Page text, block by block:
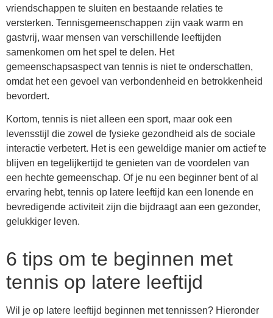
vriendschappen te sluiten en bestaande relaties te
versterken. Tennisgemeenschappen zijn vaak warm en
gastvrij, waar mensen van verschillende leeftijden
samenkomen om het spel te delen. Het
gemeenschapsaspect van tennis is niet te onderschatten,
omdat het een gevoel van verbondenheid en betrokkenheid
bevordert.
Kortom, tennis is niet alleen een sport, maar ook een
levensstijl die zowel de fysieke gezondheid als de sociale
interactie verbetert. Het is een geweldige manier om actief te
blijven en tegelijkertijd te genieten van de voordelen van
een hechte gemeenschap. Of je nu een beginner bent of al
ervaring hebt, tennis op latere leeftijd kan een lonende en
bevredigende activiteit zijn die bijdraagt aan een gezonder,
gelukkiger leven.
6 tips om te beginnen met
tennis op latere leeftijd
Wil je op latere leeftijd beginnen met tennissen? Hieronder